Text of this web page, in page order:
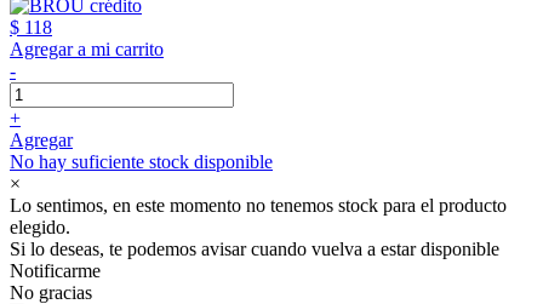
$ 118
Agregar a mi carrito
-
+
Agregar
No hay suficiente stock disponible
×
Lo sentimos, en este momento no tenemos stock para el producto
elegido.
Si lo deseas, te podemos avisar cuando vuelva a estar disponible
Notificarme
No gracias